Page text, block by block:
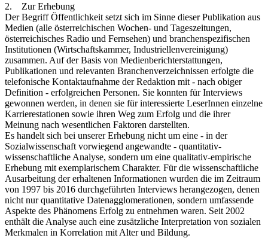
2. Zur Erhebung
Der Begriff Öffentlichkeit setzt sich im Sinne dieser Publikation aus
Medien (alle österreichischen Wochen- und Tageszeitungen,
österreichisches Radio und Fernsehen) und branchenspezifischen
Institutionen (Wirtschaftskammer, Industriellenvereinigung)
zusammen. Auf der Basis von Medienberichterstattungen,
Publikationen und relevanten Branchen­verzeichnissen erfolgte die
telefonische Kontaktaufnahme der Redaktion mit - nach obiger
Definition - erfolgreichen Personen. Sie konnten für Interviews
gewonnen werden, in denen sie für interessierte LeserInnen einzelne
Karrierestationen sowie ihren Weg zum Erfolg und die ihrer
Meinung nach wesentlichen Faktoren darstellten.
Es handelt sich bei unserer Erhebung nicht um eine - in der
Sozialwissenschaft vorwiegend angewandte - quantitativ-
wissenschaftliche Analyse, sondern um eine qualitativ-empirische
Erhebung mit exemplarischem Charakter. Für die wissenschaftliche
Ausarbeitung der erhaltenen Informationen wurden die im Zeitraum
von 1997 bis 2016 durchgeführten Interviews herangezogen, denen
nicht nur quantitative Datenagglomerationen, sondern umfassende
Aspekte des Phänomens Erfolg zu entnehmen waren. Seit 2002
enthält die Analyse auch eine zusätzliche Interpretation von sozialen
Merkmalen in Korrelation mit Alter und Bildung.